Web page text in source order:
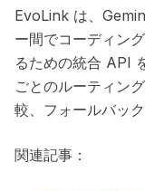
EvoLink は、
ー間でコーディン
るための統合 API
ごとのルーティン
較、フォールバッ
関連記事：